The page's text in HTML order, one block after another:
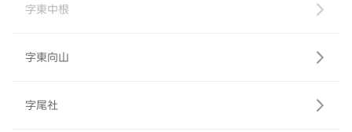
字東中根
字東向山
字尾社